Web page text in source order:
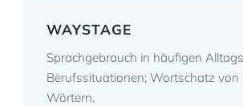
WAYSTAGE
Sprachgebrauch in häufigen
Berufssituationen; Wortschatz von
Wörtern.